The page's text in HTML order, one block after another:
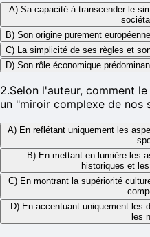
A) Sa capacité à transcender le
B) Son origine purement
C) La simplicité de ses règles et
D) Son rôle économique
2.Selon l'auteur, comment
un "miroir complexe de nos
A) En reflétant uniquement les
B) En mettant en lumière les
historiques et
C) En montrant la supériorité
D) En accentuant uniquement
les